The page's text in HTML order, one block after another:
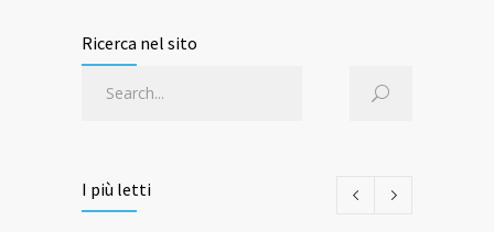
Ricerca nel sito
I più letti